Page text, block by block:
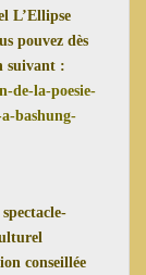
L’Ellipse
pouvez dès
suivant :
de-la-poesie-
bashung-
conseillée